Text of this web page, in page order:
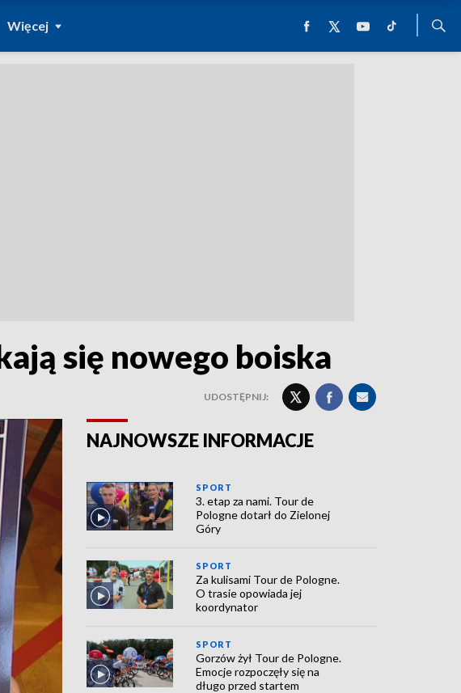
Więcej
się nowego boiska
UDOSTĘPNIJ:
NAJNOWSZE INFORMACJE
SPORT
3. etap za nami. Tour de
Pologne dotarł do Zielonej
Góry
SPORT
Za kulisami Tour de Pologne.
O trasie opowiada jej
koordynator
SPORT
Gorzów żył Tour de Pologne.
Emocje rozpoczęły się na
długo przed startem